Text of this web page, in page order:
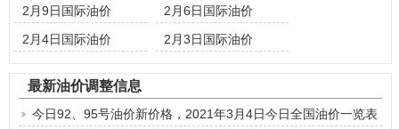
2月9日国际油价
2月6日国际油价
2月4日国际油价
2月3日国际油价
最新油价调整信息
今日92、95号油价新价格，2021年3月4日今日全国油价一览表